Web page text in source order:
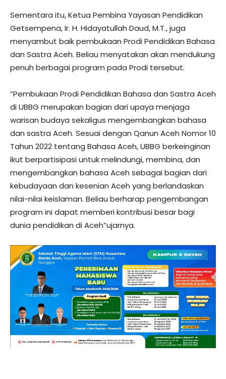
Sementara itu, Ketua Pembina Yayasan Pendidikan
Getsempena, Ir. H. Hidayatullah Daud, M.T., juga
menyambut baik pembukaan Prodi Pendidikan Bahasa
dan Sastra Aceh. Beliau menyatakan akan mendukung
penuh berbagai program pada Prodi tersebut.
“Pembukaan Prodi Pendidikan Bahasa dan Sastra Aceh
di UBBG merupakan bagian dari upaya menjaga
warisan budaya sekaligus mengembangkan bahasa
dan sastra Aceh. Sesuai dengan Qanun Aceh Nomor 10
Tahun 2022 tentang Bahasa Aceh, UBBG berkeinginan
ikut berpartisipasi untuk melindungi, membina, dan
mengembangkan bahasa Aceh sebagai bagian dari
kebudayaan dan kesenian Aceh yang berlandaskan
nilai-nilai keislaman. Beliau berharap pengembangan
program ini dapat memberi kontribusi besar bagi
dunia pendidikan di Aceh”ujarnya.